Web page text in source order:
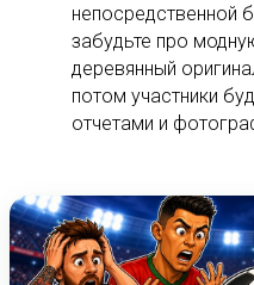
непосредственной
забудьте про
деревянный
потом участники
отчетами и